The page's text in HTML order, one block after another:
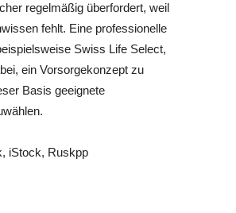
regelmäßig überfordert, weil
fehlt. Eine professionelle
Swiss Life Select,
ein Vorsorgekonzept zu
Basis geeignete
iStock, Ruskpp